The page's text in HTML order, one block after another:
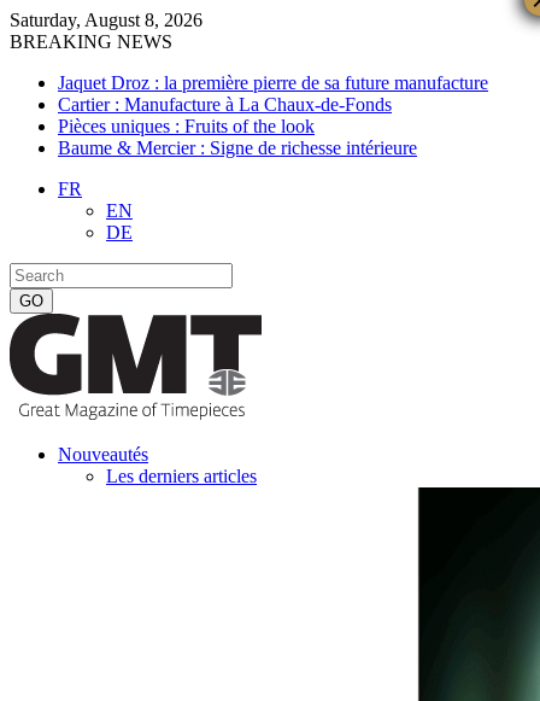
Saturday, August 8, 2026
BREAKING NEWS
Jaquet Droz : la première pierre de sa future manufacture
Cartier : Manufacture à La Chaux-de-Fonds
Pièces uniques : Fruits of the look
Baume & Mercier : Signe de richesse intérieure
FR
EN
DE
Nouveautés
Les derniers articles